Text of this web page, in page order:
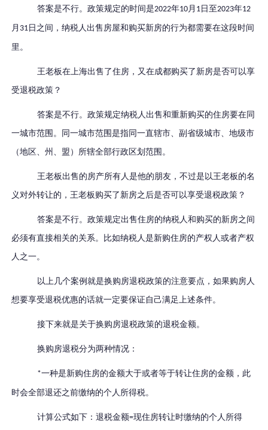
答案是不行。政策规定的时间是2022年10月 1 日至2023年12
月 31 日之间，纳税人出售房屋和购买新房的行为都需要在这段时间
里。
王老板在上海出售了住房，又在成都购买了新房是否可以享
受退税政策？
答案是不行。政策规定纳税人出售和重新购买的住房要在同
一城市范围。同一城市范围是指同一直辖市、副省级城市、地级市
（地区、州、盟）所辖全部行政区划范围。
王老板出售的房产所有人是他的朋友，不过是以王老板的名
义对外转让的，王老板购买了新房之后是否可以享受退税政策？
答案是不行。政策规定出售住房的纳税人和购买的新房之间
必须有直接相关的关系。比如纳税人是新购住房的产权人或者产权
人之一。
以上几个案例就是换购房退税政策的注意要点，如果购房人
想要享受退税优惠的话就一定要保证自己满足上述条件。
接下来就是关于换购房退税政策的退税金额。
换购房退税分为两种情况：
*一种是新购住房的金额大于或者等于转让住房的金额，此
时会全部退还之前缴纳的个人所得税。
计算公式如下：退税金额=现住房转让时缴纳的个人所得